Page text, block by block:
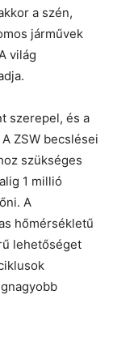
a szén,
járművek
világ
szerepel, és a
ZSW becslései
szükséges
1 millió
A
hőmérsékletű
lehetőséget